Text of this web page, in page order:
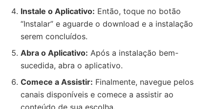
Instale o Aplicativo: Então, toque no botão
“Instalar” e aguarde o download e a instalação
serem concluídos.
Abra o Aplicativo: Após a instalação bem-
sucedida, abra o aplicativo.
Comece a Assistir: Finalmente, navegue pelos
canais disponíveis e comece a assistir ao
conteúdo de sua escolha.